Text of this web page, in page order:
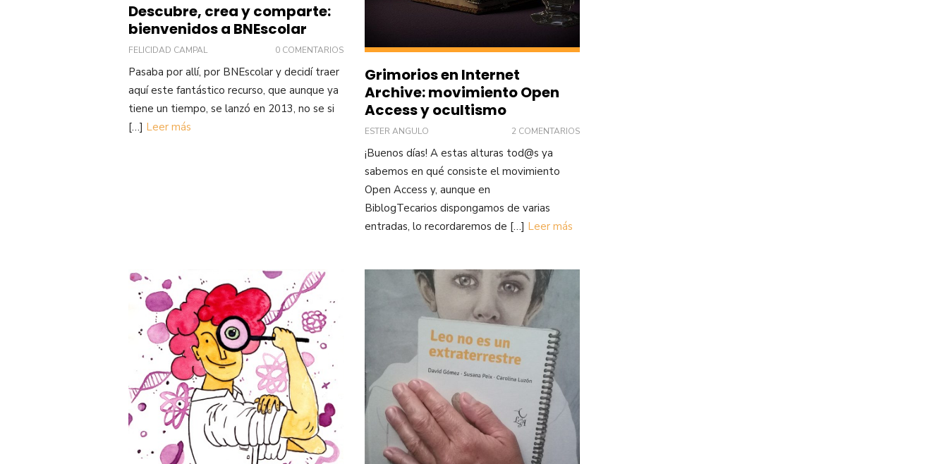
Descubre, crea y comparte:
bienvenidos a BNEscolar
FELICIDAD CAMPAL 0 COMENTARIOS
Pasaba por allí, por BNEscolar y decidí traer
aquí este fantástico recurso, que aunque ya
tiene un tiempo, se lanzó en 2013, no se si
[…] Leer más
Grimorios en Internet
Archive: movimiento Open
Access y ocultismo
ESTER ANGULO 2 COMENTARIOS
¡Buenos días! A estas alturas tod@s ya
sabemos en qué consiste el movimiento
Open Access y, aunque en
BiblogTecarios dispongamos de varias
entradas, lo recordaremos de […] Leer más